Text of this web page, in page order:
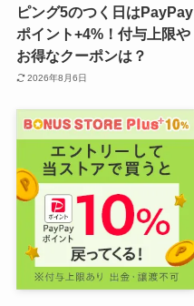
ピング5のつく日はPayPay
ポイント+4%！付与上限や
お得なクーポンは？
2026年8月6日